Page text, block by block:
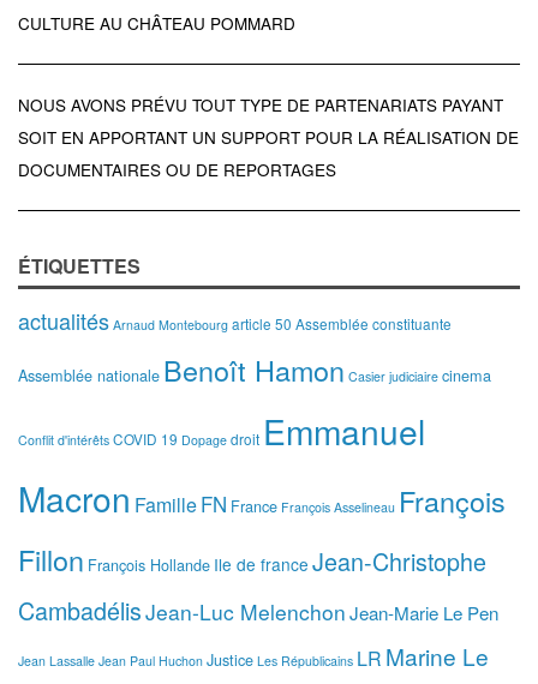
CULTURE AU CHÂTEAU POMMARD
NOUS AVONS PRÉVU TOUT TYPE DE PARTENARIATS PAYANT
SOIT EN APPORTANT UN SUPPORT POUR LA RÉALISATION DE
DOCUMENTAIRES OU DE REPORTAGES
ÉTIQUETTES
actualités Arnaud Montebourg article 50 Assemblée constituante
Assemblée nationale Benoît Hamon Casier judiciaire cinema
Conflit d'intérêts COVID 19 Dopage droit Emmanuel
Macron FamilleFN France François Asselineau François
Fillon François Hollande Ile de france Jean-Christophe
CambadélisJean-Luc MelenchonJean-Marie Le Pen
Jean Lassalle Jean Paul Huchon Justice Les Républicains LR Marine Le